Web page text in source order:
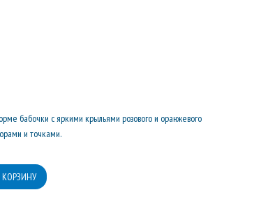
бабочки с яркими крыльями розового и оранжевого
и точками.